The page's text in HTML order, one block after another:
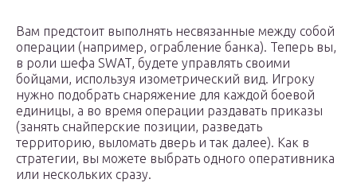
Вам предстоит выполнять несвязанные между собой
операции (например, ограбление банка). Теперь вы,
в роли шефа SWAT, будете управлять своими
бойцами, используя изометрический вид. Игроку
нужно подобрать снаряжение для каждой боевой
единицы, а во время операции раздавать приказы
(занять снайперские позиции, разведать
территорию, выломать дверь и так далее). Как в
стратегии, вы можете выбрать одного оперативника
или нескольких сразу.